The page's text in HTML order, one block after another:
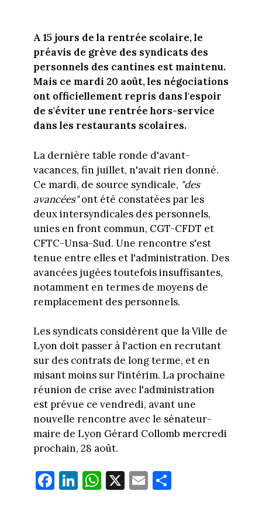
A 15 jours de la rentrée scolaire, le
préavis de grève des syndicats des
personnels des cantines est maintenu.
Mais ce mardi 20 août, les négociations
ont officiellement repris dans l'espoir
de s'éviter une rentrée hors-service
dans les restaurants scolaires.
La dernière table ronde d'avant-
vacances, fin juillet, n'avait rien donné.
Ce mardi, de source syndicale, "des
avancées"ont été constatées par les
deux intersyndicales des personnels,
unies en front commun, CGT-CFDT et
CFTC-Unsa-Sud. Une rencontre s'est
tenue entre elles et l'administration. Des
avancées jugées toutefois insuffisantes,
notamment en termes de moyens de
remplacement des personnels.
Les syndicats considèrent que la Ville de
Lyon doit passer à l'action en recrutant
sur des contrats de long terme, et en
misant moins sur l'intérim. La prochaine
réunion de crise avec l'administration
est prévue ce vendredi, avant une
nouvelle rencontre avec le sénateur-
maire de Lyon Gérard Collomb mercredi
prochain, 28 août.
Fa
ce
Li
nk
W
ha
X E
m
Pa